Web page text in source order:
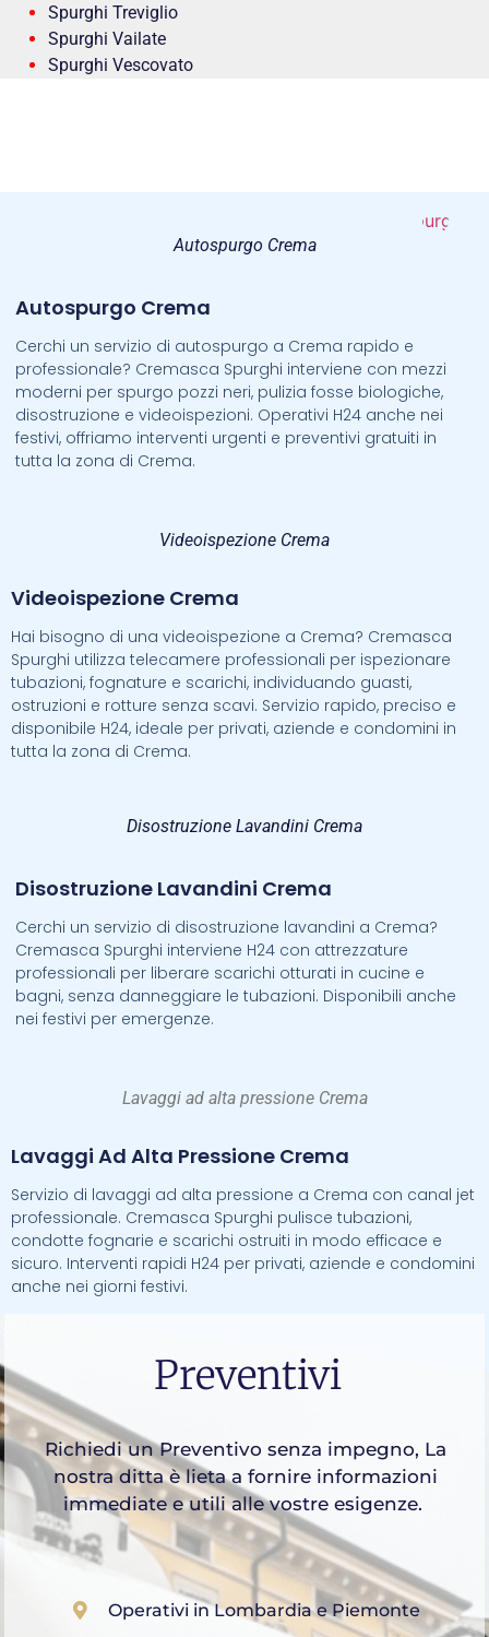
Spurghi Treviglio
Spurghi Vailate
Spurghi Vescovato
Autospurgo Crema
Autospurgo Crema
Cerchi un servizio di autospurgo a Crema rapido e
professionale? Cremasca Spurghi interviene con mezzi
moderni per spurgo pozzi neri, pulizia fosse biologiche,
disostruzione e videoispezioni. Operativi H24 anche nei
festivi, offriamo interventi urgenti e preventivi gratuiti in
tutta la zona di Crema.
Videoispezione Crema
Videoispezione Crema
Hai bisogno di una videoispezione a Crema? Cremasca
Spurghi utilizza telecamere professionali per ispezionare
tubazioni, fognature e scarichi, individuando guasti,
ostruzioni e rotture senza scavi. Servizio rapido, preciso e
disponibile H24, ideale per privati, aziende e condomini in
tutta la zona di Crema.
Disostruzione Lavandini Crema
Disostruzione Lavandini Crema
Cerchi un servizio di disostruzione lavandini a Crema?
Cremasca Spurghi interviene H24 con attrezzature
professionali per liberare scarichi otturati in cucine e
bagni, senza danneggiare le tubazioni. Disponibili anche
nei festivi per emergenze.
Lavaggi ad alta pressione Crema
Lavaggi Ad Alta Pressione Crema
Servizio di lavaggi ad alta pressione a Crema con canal jet
professionale. Cremasca Spurghi pulisce tubazioni,
condotte fognarie e scarichi ostruiti in modo efficace e
sicuro. Interventi rapidi H24 per privati, aziende e condomini
anche nei giorni festivi.
Preventivi
Richiedi un Preventivo senza impegno, La
nostra ditta è lieta a fornire informazioni
immediate e utili alle vostre esigenze.
Operativi in Lombardia e Piemonte